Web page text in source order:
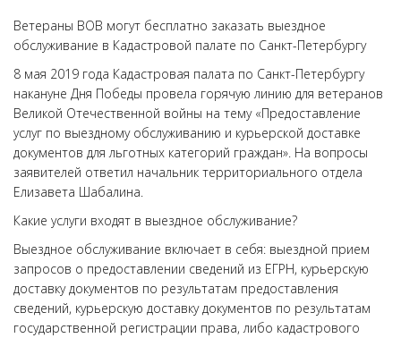
Ветераны ВОВ могут бесплатно заказать выездное
обслуживание в Кадастровой палате по Санкт-Петербургу
8 мая 2019 года Кадастровая палата по Санкт-Петербургу
накануне Дня Победы провела горячую линию для ветеранов
Великой Отечественной войны на тему «Предоставление
услуг по выездному обслуживанию и курьерской доставке
документов для льготных категорий граждан». На вопросы
заявителей ответил начальник территориального отдела
Елизавета Шабалина.
Какие услуги входят в выездное обслуживание?
Выездное обслуживание включает в себя: выездной прием
запросов о предоставлении сведений из ЕГРН, курьерскую
доставку документов по результатам предоставления
сведений, курьерскую доставку документов по результатам
государственной регистрации права, либо кадастрового